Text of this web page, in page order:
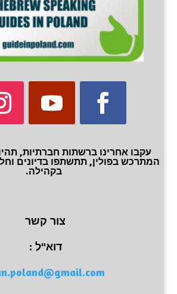
עקבו אחרינו ברשתות חברתיות,
המתרכש בפולין, תתשתפו בדיונים
בקהילה.
צור קשר
דוא"ל :